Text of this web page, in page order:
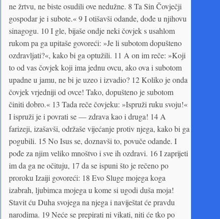
ne žrtvu, ne biste osudili ove nedužne. 8 Ta Sin Čovječji
gospodar je i subote.« 9 I otišavši odande, dođe u njihovu
sinagogu. 10 I gle, bijaše ondje neki čovjek s usahlom
rukom pa ga upitaše govoreći: »Je li subotom dopušteno
ozdravljati?«, kako bi ga optužili. 11 A on im reče: »Koji
to od vas čovjek koji ima jednu ovcu, ako ova i subotom
upadne u jamu, ne bi je uzeo i izvadio? 12 Koliko je onda
čovjek vrjedniji od ovce! Tako, dopušteno je subotom
činiti dobro.« 13 Tada reče čovjeku: »Ispruži ruku svoju!«
I ispruži je i povrati se — zdrava kao i druga! 14 A
farizeji, izašavši, održaše vijećanje protiv njega, kako bi ga
pogubili. 15 No Isus se, doznavši to, povuče odande. I
pođe za njim veliko mnoštvo i sve ih ozdravi. 16 I zaprijeti
im da ga ne očituju, 17 da se ispuni što je rečeno po
proroku Izaiji govoreći: 18 Evo Sluge mojega koga
izabrah, ljubimca mojega u kome si ugodi duša moja!
Stavit ću Duha svojega na njega i naviještat će pravdu
narodima. 19 Neće se prepirati ni vikati, niti će tko po